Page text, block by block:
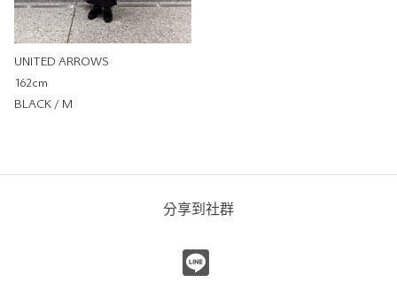
UNITED ARROWS
162cm
BLACK / M
分享到社群